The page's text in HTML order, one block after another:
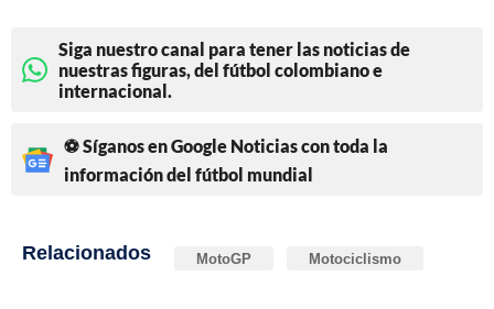
Siga nuestro canal para tener las noticias de
nuestras figuras, del fútbol colombiano e
internacional.
⚽ Síganos en Google Noticias con toda la
información del fútbol mundial
Relacionados MotoGP Motociclismo